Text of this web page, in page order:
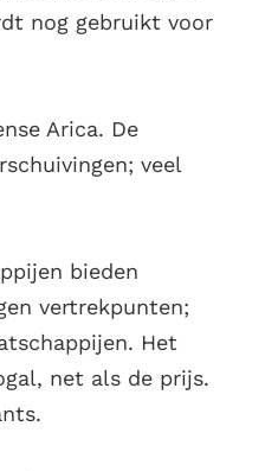
nog gebruikt voor
Arica. De
veel
bieden
vertrekpunten;
Het
net als de prijs.